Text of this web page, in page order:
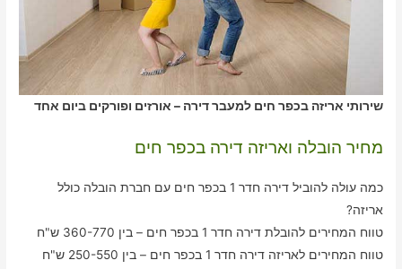
שירותי אריזה בכפר חים למעבר דירה – אורזים ופורקים ביום אחד
מחיר הובלה ואריזה דירה בכפר חים
כמה עולה להוביל דירה חדר 1 בכפר חים עם חברת הובלה כולל
אריזה?
טווח המחירים להובלת דירה חדר 1 בכפר חים – בין 360-770 ש"ח
טווח המחירים לאריזה דירה חדר 1 בכפר חים – בין 250-550 ש"ח